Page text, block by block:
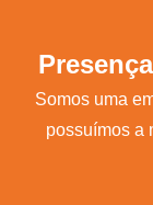
Somos uma
possuímos a